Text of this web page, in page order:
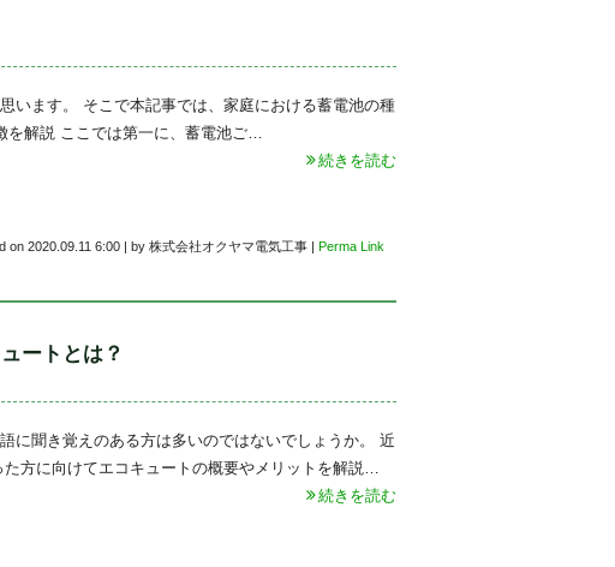
います。 そこで本記事では、家庭における蓄電池の種
解説 ここでは第一に、蓄電池ご…
続きを読む
on 2020.09.11 6:00 | by 株式会社オクヤマ電気工事 | Perma Link
ートとは？
に聞き覚えのある方は多いのではないでしょうか。 近
方に向けてエコキュートの概要やメリットを解説…
続きを読む